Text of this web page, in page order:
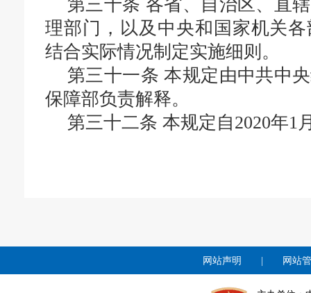
第三十条 各省、自治区、直
理部门，以及中央和国家机关
结合实际情况制定实施细则。
第三十一条 本规定由中共中
保障部负责解释。
第三十二条 本规定自2020年1
网站声明 网站